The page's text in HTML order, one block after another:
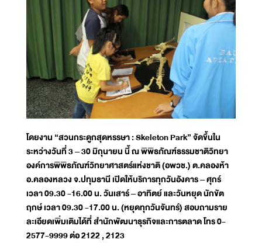
โดยงาน “สวนกระดูกสุดหรรษา : Skeleton Park” จัดขึ้นใน
ระหว่างวันที่ 3 – 30 มิถุนายน นี้ ณ พิพิธภัณฑ์ธรรมชาติวิทยา
องค์การพิพิธภัณฑ์วิทยาศาสตร์แห่งชาติ (อพวช.) ต.คลองห้า
อ.คลองหลวง จ.ปทุมธานี เปิดให้บริการทุกวันอังคาร – ศุกร์
เวลา 09.30 -16.00 น. วันเสาร์ – อาทิตย์ และวันหยุด นักขัต
ฤกษ์ เวลา 09.30 -17.00 น. (หยุดทุกวันจันทร์) สอบถามราย
ละเอียดเพิ่มเติมได้ที่ สำนักพัฒนาธุรกิจและการตลาด โทร 0-
2577-9999 ต่อ 2122 , 2123